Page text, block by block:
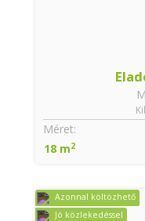
Méret:
18 m2
Azonnal költözhető
Jó közlekedéssel